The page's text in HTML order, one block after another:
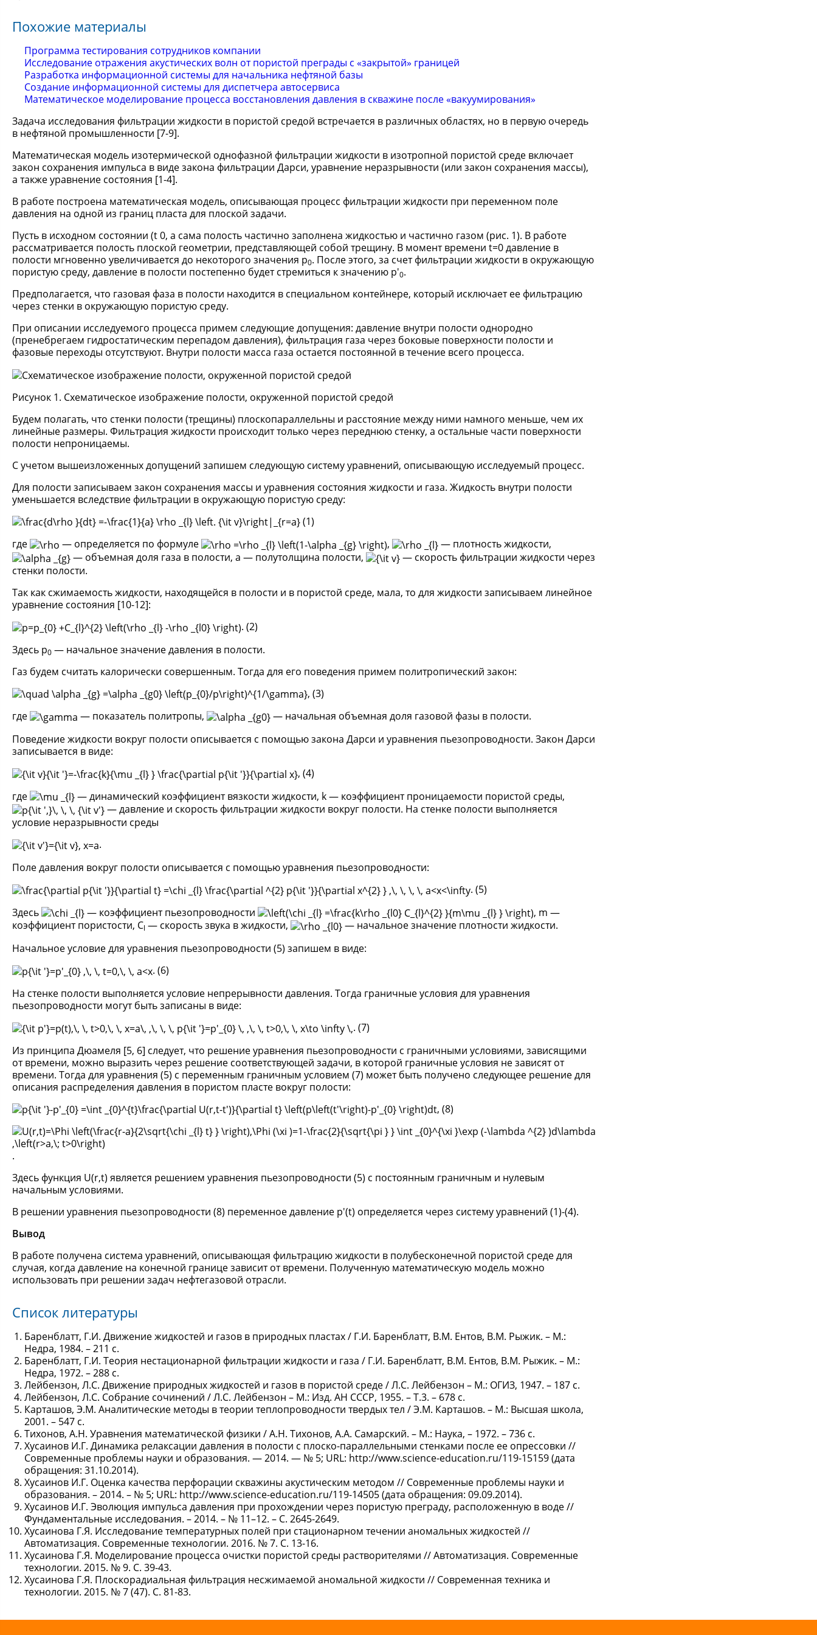
Похожие материалы
Программа тестирования сотрудников компании
Исследование отражения акустических волн от пористой преграды с «закрытой» границей
Разработка информационной системы для начальника нефтяной базы
Создание информационной системы для диспетчера автосервиса
Математическое моделирование процесса восстановления давления в скважине после «вакуумирования»
Задача исследования фильтрации жидкости в пористой средой встречается в различных областях, но в первую очередь
в нефтяной промышленности [7-9].
Математическая модель изотермической однофазной фильтрации жидкости в изотропной пористой среде включает
закон сохранения импульса в виде закона фильтрации Дарси, уравнение неразрывности (или закон сохранения массы),
а также уравнение состояния [1-4].
В работе построена математическая модель, описывающая процесс фильтрации жидкости при переменном поле
давления на одной из границ пласта для плоской задачи.
Пусть в исходном состоянии (t 0, а сама полость частично заполнена жидкостью и частично газом (рис. 1). В работе
рассматривается полость плоской геометрии, представляющей собой трещину. В момент времени t=0 давление в
полости мгновенно увеличивается до некоторого значения p0. После этого, за счет фильтрации жидкости в окружающую
пористую среду, давление в полости постепенно будет стремиться к значению p'0.
Предполагается, что газовая фаза в полости находится в специальном контейнере, который исключает ее фильтрацию
через стенки в окружающую пористую среду.
При описании исследуемого процесса примем следующие допущения: давление внутри полости однородно
(пренебрегаем гидростатическим перепадом давления), фильтрация газа через боковые поверхности полости и
фазовые переходы отсутствуют. Внутри полости масса газа остается постоянной в течение всего процесса.
Рисунок 1. Схематическое изображение полости, окруженной пористой средой
Будем полагать, что стенки полости (трещины) плоскопараллельны и расстояние между ними намного меньше, чем их
линейные размеры. Фильтрация жидкости происходит только через переднюю стенку, а остальные части поверхности
полости непроницаемы.
С учетом вышеизложенных допущений запишем следующую систему уравнений, описывающую исследуемый процесс.
Для полости записываем закон сохранения массы и уравнения состояния жидкости и газа. Жидкость внутри полости
уменьшается вследствие фильтрации в окружающую пористую среду:
(1)
где
— определяется по формуле ,
— плотность жидкости,
— объемная доля газа в полости, a — полутолщина полости,
— скорость фильтрации жидкости через
стенки полости.
Так как сжимаемость жидкости, находящейся в полости и в пористой среде, мала, то для жидкости записываем линейное
уравнение состояния [10-12]:
. (2)
Здесь p0 — начальное значение давления в полости.
Газ будем считать калорически совершенным. Тогда для его поведения примем политропический закон:
, (3)
где
— показатель политропы,
— начальная объемная доля газовой фазы в полости.
Поведение жидкости вокруг полости описывается с помощью закона Дарси и уравнения пьезопроводности. Закон Дарси
записывается в виде:
, (4)
где
— динамический коэффициент вязкости жидкости, k — коэффициент проницаемости пористой среды,
— давление и скорость фильтрации жидкости вокруг полости. На стенке полости выполняется
условие неразрывности среды
.
Поле давления вокруг полости описывается с помощью уравнения пьезопроводности:
. (5)
Здесь
— коэффициент пьезопроводности
, m —
коэффициент пористости, Cl — скорость звука в жидкости,
— начальное значение плотности жидкости.
Начальное условие для уравнения пьезопроводности (5) запишем в виде:
. (6)
На стенке полости выполняется условие непрерывности давления. Тогда граничные условия для уравнения
пьезопроводности могут быть записаны в виде:
. (7)
Из принципа Дюамеля [5, 6] следует, что решение уравнения пьезопроводности с граничными условиями, зависящими
от времени, можно выразить через решение соответствующей задачи, в которой граничные условия не зависят от
времени. Тогда для уравнения (5) с переменным граничным условием (7) может быть получено следующее решение для
описания распределения давления в пористом пласте вокруг полости:
, (8)
.
Здесь функция U(r,t) является решением уравнения пьезопроводности (5) с постоянным граничным и нулевым
начальным условиями.
В решении уравнения пьезопроводности (8) переменное давление p'(t) определяется через систему уравнений (1)-(4).
Вывод
В работе получена система уравнений, описывающая фильтрацию жидкости в полубесконечной пористой среде для
случая, когда давление на конечной границе зависит от времени. Полученную математическую модель можно
использовать при решении задач нефтегазовой отрасли.
Список литературы
Баренблатт, Г.И. Движение жидкостей и газов в природных пластах / Г.И. Баренблатт, В.М. Ентов, В.М. Рыжик. – М.:
Недра, 1984. – 211 с.
Баренблатт, Г.И. Теория нестационарной фильтрации жидкости и газа / Г.И. Баренблатт, В.М. Ентов, В.М. Рыжик. – М.:
Недра, 1972. – 288 с.
Лейбензон, Л.С. Движение природных жидкостей и газов в пористой среде / Л.С. Лейбензон – М.: ОГИЗ, 1947. – 187 с.
Лейбензон, Л.С. Собрание сочинений / Л.С. Лейбензон – М.: Изд. АН СССР, 1955. – Т.3. – 678 с.
Карташов, Э.М. Аналитические методы в теории теплопроводности твердых тел / Э.М. Карташов. – М.: Высшая школа,
2001. – 547 с.
Тихонов, А.Н. Уравнения математической физики / А.Н. Тихонов, А.А. Самарский. – М.: Наука, – 1972. – 736 с.
Хусаинов И.Г. Динамика релаксации давления в полости с плоско-параллельными стенками после ее опрессовки //
Современные проблемы науки и образования. — 2014. — № 5; URL: http://www.science-education.ru/119-15159 (дата
обращения: 31.10.2014).
Хусаинов И.Г. Оценка качества перфорации скважины акустическим методом // Современные проблемы науки и
образования. – 2014. – № 5; URL: http://www.science-education.ru/119-14505 (дата обращения: 09.09.2014).
Хусаинов И.Г. Эволюция импульса давления при прохождении через пористую преграду, расположенную в воде //
Фундаментальные исследования. – 2014. – № 11–12. – С. 2645-2649.
Хусаинова Г.Я. Исследование температурных полей при стационарном течении аномальных жидкостей //
Автоматизация. Современные технологии. 2016. № 7. С. 13-16.
Хусаинова Г.Я. Моделирование процесса очистки пористой среды растворителями // Автоматизация. Современные
технологии. 2015. № 9. С. 39-43.
Хусаинова Г.Я. Плоскорадиальная фильтрация несжимаемой аномальной жидкости // Современная техника и
технологии. 2015. № 7 (47). С. 81-83.